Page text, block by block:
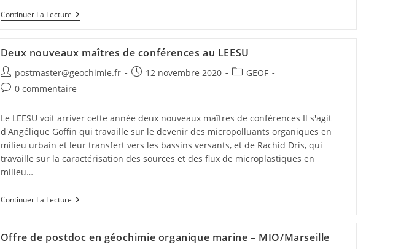
Continuer La Lecture
Deux nouveaux maîtres de conférences au LEESU
postmaster@geochimie.fr 12 novembre 2020
GEOF
0 commentaire
Le LEESU voit arriver cette année deux nouveaux maîtres de conférences Il s'agit
d'Angélique Goffin qui travaille sur le devenir des micropolluants organiques en
milieu urbain et leur transfert vers les bassins versants, et de Rachid Dris, qui
travaille sur la caractérisation des sources et des flux de microplastiques en
milieu…
Continuer La Lecture
Offre de postdoc en géochimie organique marine – MIO/Marseille